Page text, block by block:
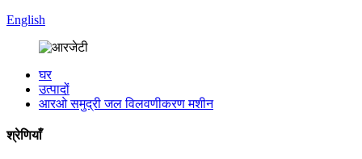
English
घर
उत्पादों
आरओ समुद्री जल विलवणीकरण मशीन
श्रेणियाँ